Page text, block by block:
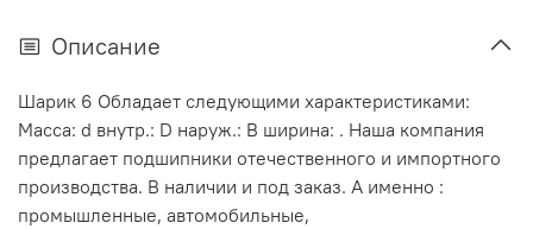
Описание
Шарик 6 Обладает следующими характеристиками:
Масса: d внутр.: D наруж.: В ширина: . Наша компания
предлагает подшипники отечественного и импортного
производства. В наличии и под заказ. А именно :
промышленные, автомобильные,